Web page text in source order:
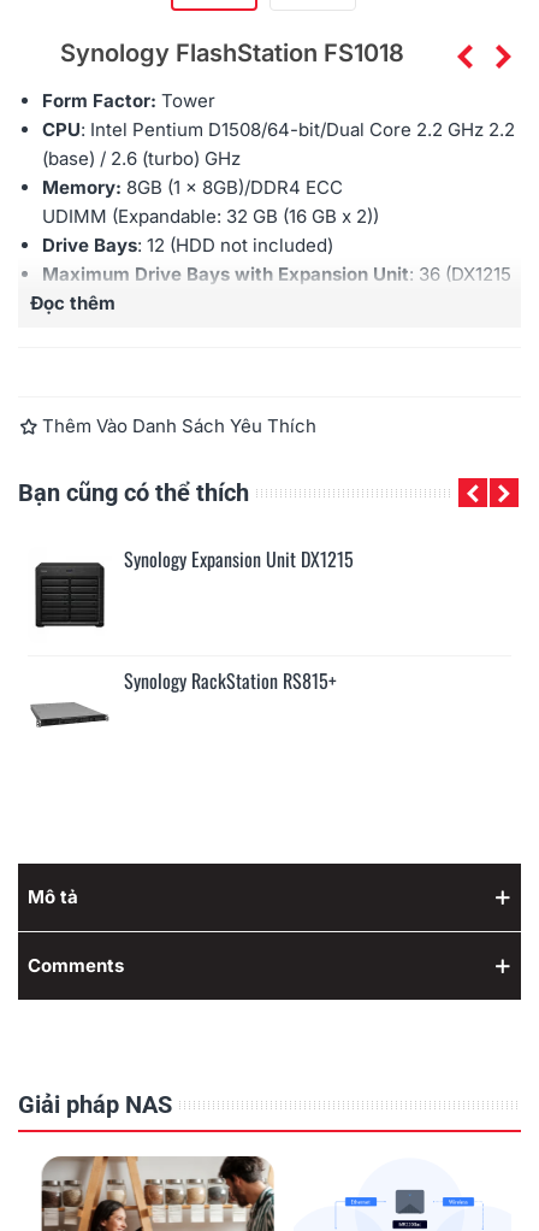
Synology FlashStation FS1018
Form Factor: Tower
CPU: Intel Pentium D1508/64-bit/Dual Core 2.2 GHz 2.2
(base) / 2.6 (turbo) GHz
Memory: 8GB (1 x 8GB)/DDR4 ECC
UDIMM (Expandable: 32 GB (16 GB x 2))
Drive Bays: 12 (HDD not included)
Maximum Drive Bays with Expansion Unit: 36 (DX1215
X 2)
PCIe Expansion: 1x Gen3 x8 slots (x8 link)
Add-in-card support :
M2D17 - Dual M.2 SSD adapter
card for SSD cache,PCIe Network Interface Card
Maximum IP cam (License required): 75
Free License)
Warranty:
Đọc thêm
Thêm Vào Danh Sách Yêu Thích
Bạn cũng có thể thích
Synology Expansion Unit DX1215
Synology RackStation RS815+
Mô tả
Comments
Giải pháp NAS